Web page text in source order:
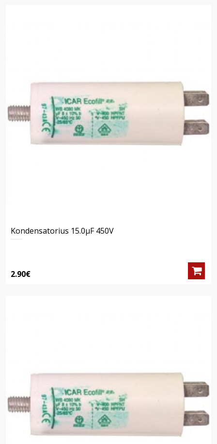
Kondensatorius 15.0μF 450V
2.90€